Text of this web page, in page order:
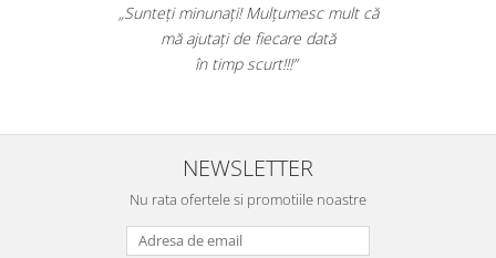
Textile si confort pentru casa
Rucsacuri si articole de calatorie
Trollere, genti si accesorii de voiaj
Genti de umar si borsete
„Foarte bun produsul. A scos efectiv toata
mizeria din pardoseli. Livrarea a fost rapida.
Recomand sa cumparati! Nota 10.”
NEWSLETTER
Nu rata ofertele si promotiile noastre